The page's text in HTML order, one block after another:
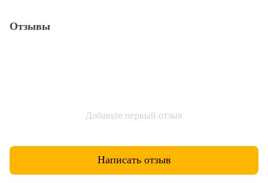
Отзывы
Добавьте первый отзыв
Написать отзыв